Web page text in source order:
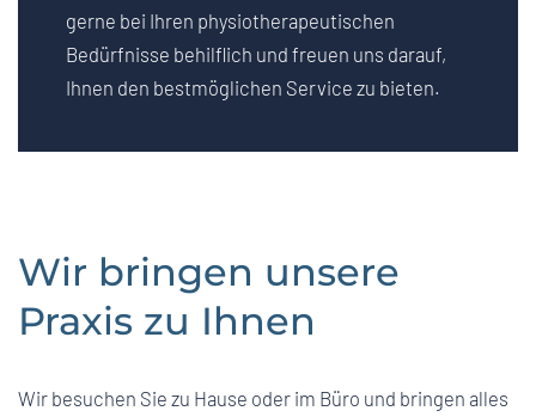
gerne bei Ihren physiotherapeutischen
Bedürfnisse behilflich und freuen uns darauf,
Ihnen den bestmöglichen Service zu bieten.
Wir bringen unsere
Praxis zu Ihnen
Wir besuchen Sie zu Hause oder im Büro und bringen alles